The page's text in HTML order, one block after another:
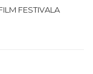
FESTIVALA